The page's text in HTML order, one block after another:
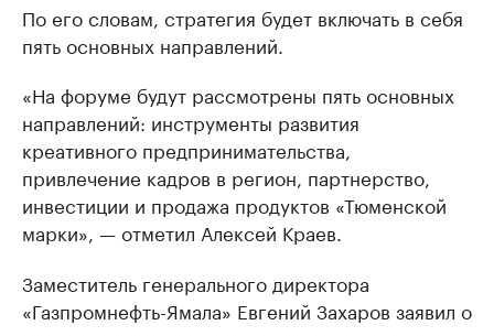
По его словам, стратегия будет включать в себя
пять основных направлений.
«На форуме будут рассмотрены пять основных
направлений: инструменты развития
креативного предпринимательства,
привлечение кадров в регион, партнерство,
инвестиции и продажа продуктов «Тюменской
марки», — отметил Алексей Краев.
Заместитель генерального директора
«Газпромнефть-Ямала» Евгений Захаров заявил о